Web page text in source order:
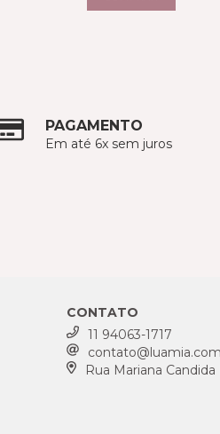
PAGAMENTO
Em até 6x sem juros
CONTATO
11 94063-1717
Rua Mariana